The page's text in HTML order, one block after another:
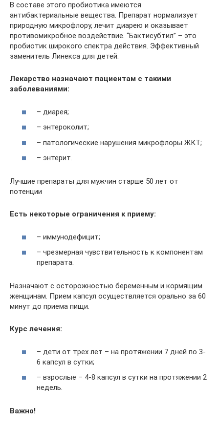
В составе этого пробиотика имеются
антибактериальные вещества. Препарат нормализует
природную микрофлору, лечит диарею и оказывает
противомикробное воздействие. “Бактисубтил” – это
пробиотик широкого спектра действия. Эффективный
заменитель Линекса для детей.
Лекарство назначают пациентам с такими
заболеваниями:
– диарея;
– энтероколит;
– патологические нарушения микрофлоры ЖКТ;
– энтерит.
Лучшие препараты для мужчин старше 50 лет от
потенции
Есть некоторые ограничения к приему:
– иммунодефицит;
– чрезмерная чувствительность к компонентам
препарата.
Назначают с осторожностью беременным и кормящим
женщинам. Прием капсул осуществляется орально за 60
минут до приема пищи.
Курс лечения:
– дети от трех лет – на протяжении 7 дней по 3-
6 капсул в сутки;
– взрослые – 4-8 капсул в сутки на протяжении 2
недель.
Важно!